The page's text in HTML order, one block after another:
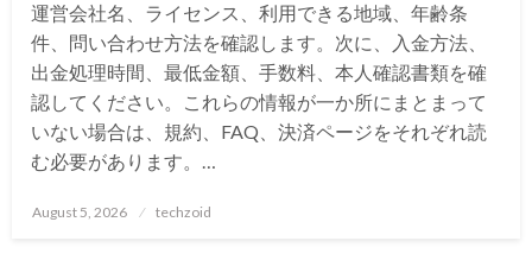
運営会社名、ライセンス、利用できる地域、年齢条
件、問い合わせ方法を確認します。次に、入金方法、
出金処理時間、最低金額、手数料、本人確認書類を確
認してください。これらの情報が一か所にまとまって
いない場合は、規約、FAQ、決済ページをそれぞれ読
む必要があります。…
Posted
August 5, 2026 techzoid